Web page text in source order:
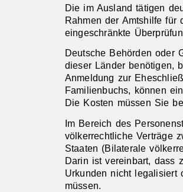
Die im Ausland tätigen
Rahmen der Amtshilfe für
eingeschränkte
Deutsche Behörden oder
dieser Länder benötigen,
Anmeldung zur
Familienbuchs, können
Die Kosten müssen Sie
Im Bereich des
völkerrechtliche Verträge
Staaten (Bilaterale
Darin ist vereinbart, dass
Urkunden nicht legalisiert
müssen.